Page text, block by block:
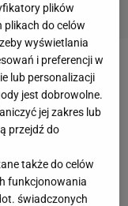
śmiało mogę
świata.
na mojej
z "Polsatem
plików
plikach do celów
wyświetlania
i preferencji w
lub personalizacji
jest dobrowolne.
jej zakres lub
przejdź do
także do celów
funkcjonowania
świadczonych